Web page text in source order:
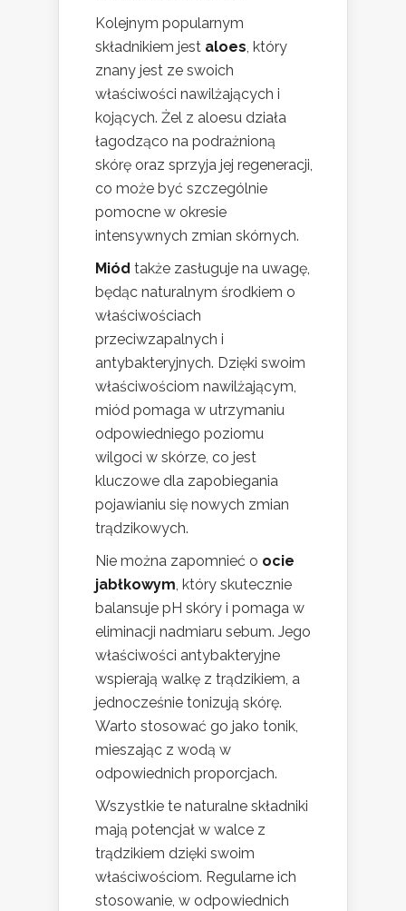
Kolejnym popularnym
składnikiem jest aloes , który
znany jest ze swoich
właściwości nawilżających i
kojących. Żel z aloesu działa
łagodząco na podrażnioną
skórę oraz sprzyja jej regeneracji,
co może być szczególnie
pomocne w okresie
intensywnych zmian skórnych.
Miód także zasługuje na uwagę,
będąc naturalnym środkiem o
właściwościach
przeciwzapalnych i
antybakteryjnych. Dzięki swoim
właściwościom nawilżającym,
miód pomaga w utrzymaniu
odpowiedniego poziomu
wilgoci w skórze, co jest
kluczowe dla zapobiegania
pojawianiu się nowych zmian
trądzikowych.
Nie można zapomnieć o ocie
jabłkowym , który skutecznie
balansuje pH skóry i pomaga w
eliminacji nadmiaru sebum. Jego
właściwości antybakteryjne
wspierają walkę z trądzikiem, a
jednocześnie tonizują skórę.
Warto stosować go jako tonik,
mieszając z wodą w
odpowiednich proporcjach.
Wszystkie te naturalne składniki
mają potencjał w walce z
trądzikiem dzięki swoim
właściwościom. Regularne ich
stosowanie, w odpowiednich